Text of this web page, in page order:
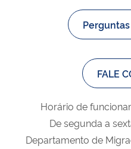
FALE
Horário de
De segunda a
Departamento de